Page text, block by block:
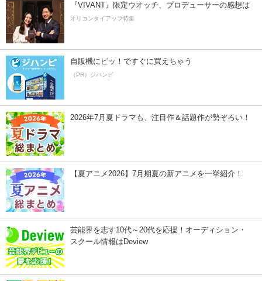
『VIVANT』限定ウオッチ、プロデューサーの感想は
オリコンタイアップ特集
自販機にピッ！ですぐに買えちゃう
（PR）ジハンピ
2026年7月夏ドラマも、注目作＆話題作が勢ぞろい！
【夏アニメ2026】7月期夏の新アニメを一挙紹介！
芸能界を志す10代～20代を応援！オーディション・
スクール情報はDeview